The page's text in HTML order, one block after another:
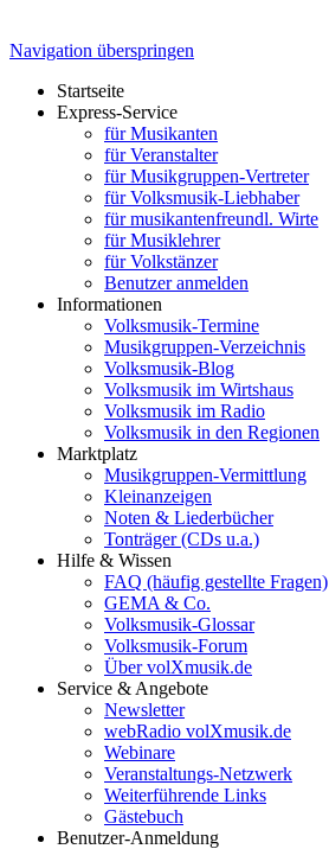
Navigation überspringen
Startseite
Express-Service
für Musikanten
für Veranstalter
für Musikgruppen-Vertreter
für Volksmusik-Liebhaber
für musikantenfreundl. Wirte
für Musiklehrer
für Volkstänzer
Benutzer anmelden
Informationen
Volksmusik-Termine
Musikgruppen-Verzeichnis
Volksmusik-Blog
Volksmusik im Wirtshaus
Volksmusik im Radio
Volksmusik in den Regionen
Marktplatz
Musikgruppen-Vermittlung
Kleinanzeigen
Noten & Liederbücher
Tonträger (CDs u.a.)
Hilfe & Wissen
FAQ (häufig gestellte Fragen)
GEMA & Co.
Volksmusik-Glossar
Volksmusik-Forum
Über volXmusik.de
Service & Angebote
Newsletter
webRadio volXmusik.de
Webinare
Veranstaltungs-Netzwerk
Weiterführende Links
Gästebuch
Benutzer-Anmeldung